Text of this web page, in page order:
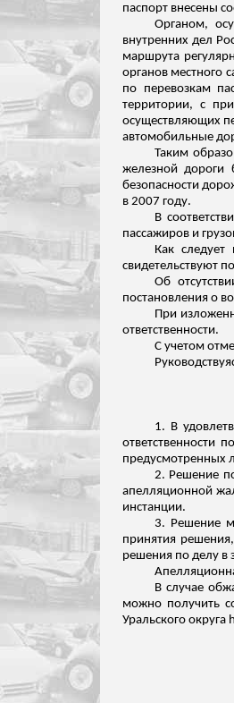
паспорт внесены
Органом,
внутренних дел
маршрута
органов местного
по перевозкам
территории, с
осуществляющих
автомобильные
Таким
железной дороги
безопасности
в 2007 году.
В
пассажиров и
Как
свидетельствуют
Об
постановления о
При
ответственности.
С учетом
1. В
ответственности
предусмотренных
2. Решение
апелляционной
инстанции.
3. Решение
принятия
решения по делу в
В случае
можно получить
Уральского